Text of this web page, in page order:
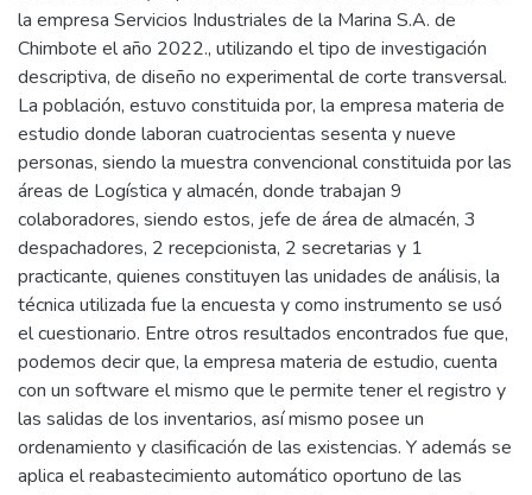
la empresa Servicios Industriales de la Marina S.A. de
Chimbote el año 2022., utilizando el tipo de investigación
descriptiva, de diseño no experimental de corte transversal.
La población, estuvo constituida por, la empresa materia de
estudio donde laboran cuatrocientas sesenta y nueve
personas, siendo la muestra convencional constituida por las
áreas de Logística y almacén, donde trabajan 9
colaboradores, siendo estos, jefe de área de almacén, 3
despachadores, 2 recepcionista, 2 secretarias y 1
practicante, quienes constituyen las unidades de análisis, la
técnica utilizada fue la encuesta y como instrumento se usó
el cuestionario. Entre otros resultados encontrados fue que,
podemos decir que, la empresa materia de estudio, cuenta
con un software el mismo que le permite tener el registro y
las salidas de los inventarios, así mismo posee un
ordenamiento y clasificación de las existencias. Y además se
aplica el reabastecimiento automático oportuno de las